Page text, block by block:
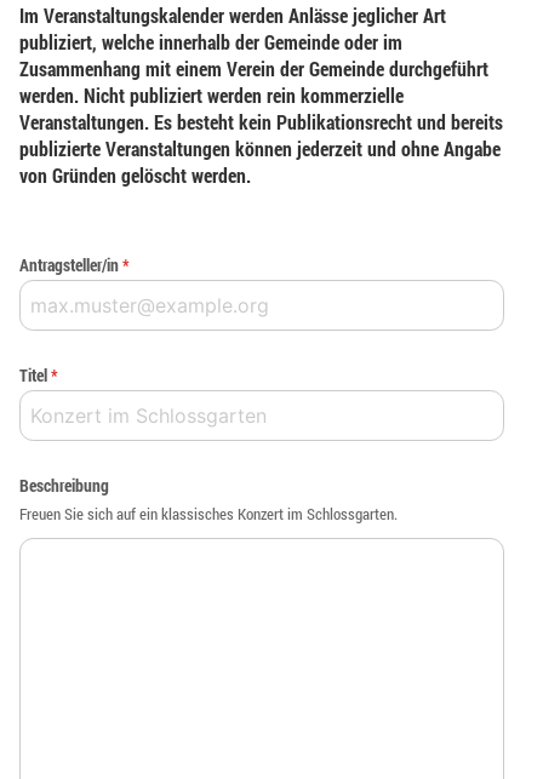
Im Veranstaltungskalender werden Anlässe jeglicher Art
publiziert, welche innerhalb der Gemeinde oder im
Zusammenhang mit einem Verein der Gemeinde durchgeführt
werden. Nicht publiziert werden rein kommerzielle
Veranstaltungen. Es besteht kein Publikationsrecht und bereits
publizierte Veranstaltungen können jederzeit und ohne Angabe
von Gründen gelöscht werden.
Antragsteller/in*
Titel*
Beschreibung
Freuen Sie sich auf ein klassisches Konzert im Schlossgarten.